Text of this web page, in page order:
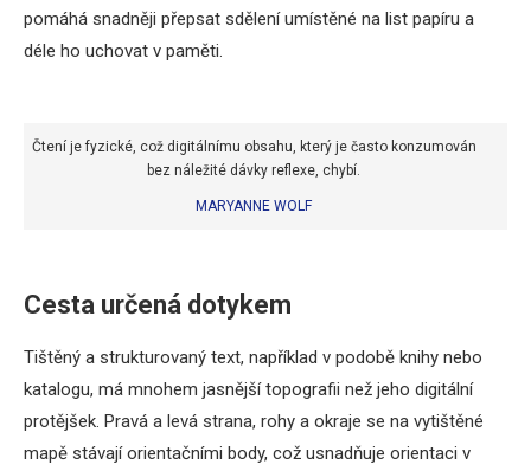
pomáhá snadněji přepsat sdělení umístěné na list papíru a
déle ho uchovat v paměti.
Čtení je fyzické, což digitálnímu obsahu, který je často konzumován
bez náležité dávky reflexe, chybí.
MARYANNE WOLF
Cesta určená dotykem
Tištěný a strukturovaný text, například v podobě knihy nebo
katalogu, má mnohem jasnější topografii než jeho digitální
protějšek. Pravá a levá strana, rohy a okraje se na vytištěné
mapě stávají orientačními body, což usnadňuje orientaci v